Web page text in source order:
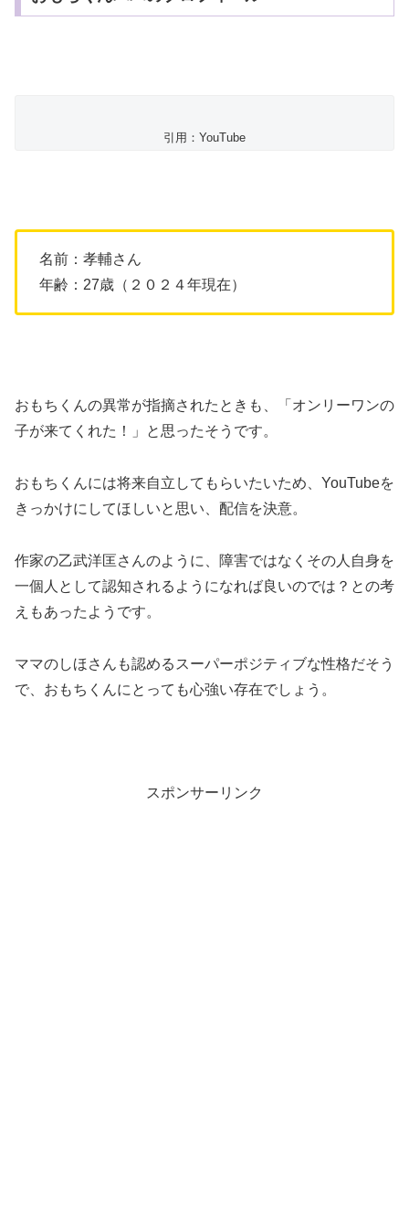
引用：YouTube
名前：孝輔さん
年齢：27歳（２０２４年現在）
おもちくんの異常が指摘されたときも、「オンリーワンの
子が来てくれた！」と思ったそうです。
おもちくんには将来自立してもらいたいため、YouTubeを
きっかけにしてほしいと思い、配信を決意。
作家の乙武洋匡さんのように、障害ではなくその人自身を
一個人として認知されるようになれば良いのでは？との考
えもあったようです。
ママのしほさんも認めるスーパーポジティブな性格だそう
で、おもちくんにとっても心強い存在でしょう。
スポンサーリンク